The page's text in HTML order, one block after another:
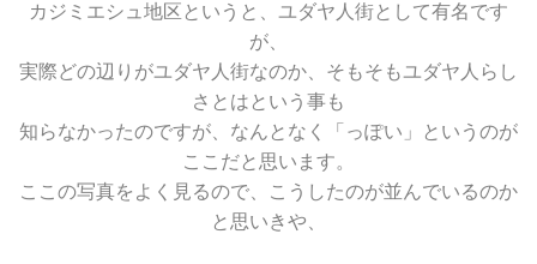
カジミエシュ地区というと、ユダヤ人街として有名です
が、
実際どの辺りがユダヤ人街なのか、そもそもユダヤ人らし
さとはという事も
知らなかったのですが、なんとなく「っぽい」というのが
ここだと思います。
ここの写真をよく見るので、こうしたのが並んでいるのか
と思いきや、